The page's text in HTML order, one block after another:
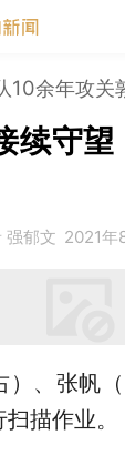
10余年攻关
续守
强郁文 2021年
、张帆（
描作业。